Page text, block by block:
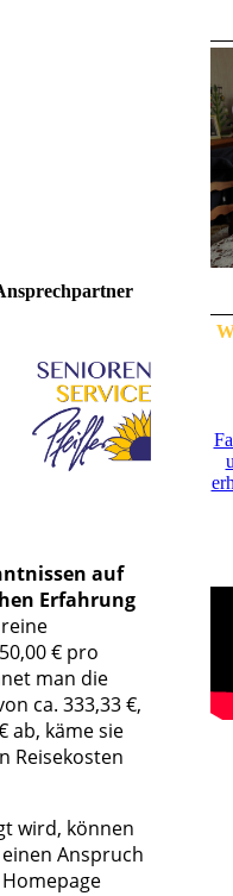
auf
Erfahrung
€ pro
man die
ca. 333,33 €,
ab, käme sie
Reisekosten
wird, können
Anspruch